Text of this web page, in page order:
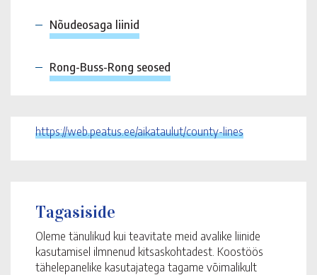
Nõudeosaga liinid
Rong-Buss-Rong seosed
https://web.peatus.ee/aikataulut/county-lines
Tagasiside
Oleme tänulikud kui teavitate meid avalike liinide
kasutamisel ilmnenud kitsaskohtadest. Koostöös
tähelepanelike kasutajatega tagame võimalikult